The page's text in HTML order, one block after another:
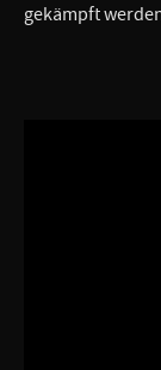
gekämpft